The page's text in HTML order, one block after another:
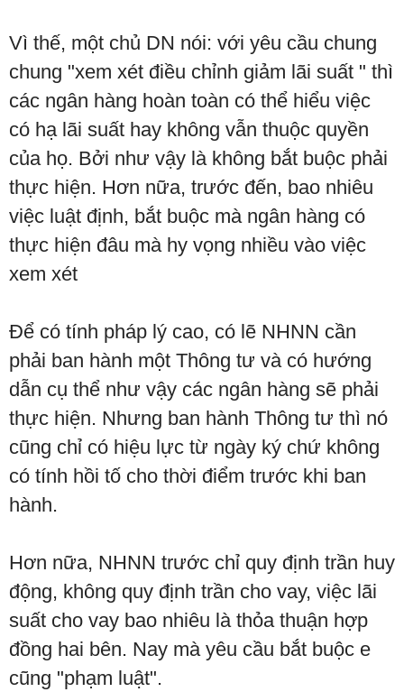
Vì thế, một chủ DN nói: với yêu cầu chung
chung "xem xét điều chỉnh giảm lãi suất " thì
các ngân hàng hoàn toàn có thể hiểu việc
có hạ lãi suất hay không vẫn thuộc quyền
của họ. Bởi như vậy là không bắt buộc phải
thực hiện. Hơn nữa, trước đến, bao nhiêu
việc luật định, bắt buộc mà ngân hàng có
thực hiện đâu mà hy vọng nhiều vào việc
xem xét
Để có tính pháp lý cao, có lẽ NHNN cần
phải ban hành một Thông tư và có hướng
dẫn cụ thể như vậy các ngân hàng sẽ phải
thực hiện. Nhưng ban hành Thông tư thì nó
cũng chỉ có hiệu lực từ ngày ký chứ không
có tính hồi tố cho thời điểm trước khi ban
hành.
Hơn nữa, NHNN trước chỉ quy định trần huy
động, không quy định trần cho vay, việc lãi
suất cho vay bao nhiêu là thỏa thuận hợp
đồng hai bên. Nay mà yêu cầu bắt buộc e
cũng "phạm luật".